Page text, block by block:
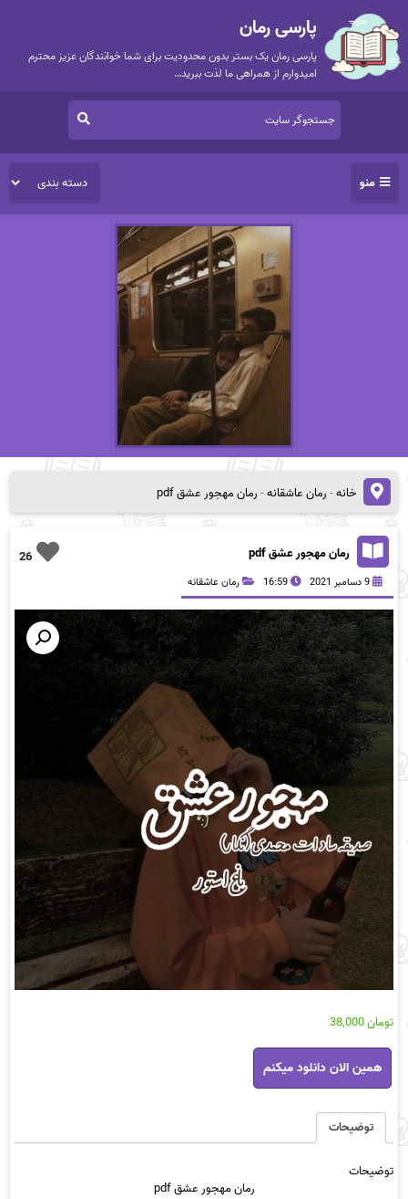
پارسی رمان
پارسی رمان یک بستر بدون محدودیت برای شما خوانندگان عزیز محترم
امیدوارم از همراهی ما لذت ببرید…
منو
خانه-رمان عاشقانه-رمان مهجور عشق pdf
26 رمان مهجور عشق pdf
9 دسامبر 2021 16:59 رمان عاشقانه
تومان38,000
رمان
مهجور
عشق
عدد
همین الان دانلود میکنم
توضیحات
توضیحات
رمان مهجور عشق pdf